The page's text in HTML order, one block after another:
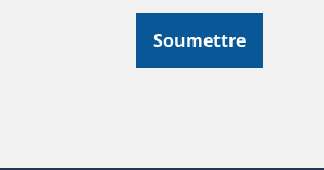
Soumettre